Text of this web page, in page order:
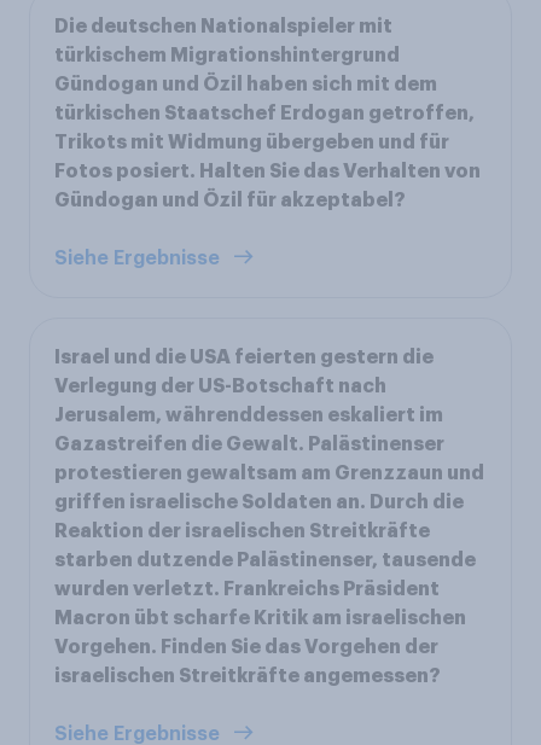
Die deutschen Nationalspieler mit
türkischem Migrationshintergrund
Gündogan und Özil haben sich mit dem
türkischen Staatschef Erdogan getroffen,
Trikots mit Widmung übergeben und für
Fotos posiert. Halten Sie das Verhalten von
Gündogan und Özil für akzeptabel?
Siehe Ergebnisse
Israel und die USA feierten gestern die
Verlegung der US-Botschaft nach
Jerusalem, währenddessen eskaliert im
Gazastreifen die Gewalt. Palästinenser
protestieren gewaltsam am Grenzzaun und
griffen israelische Soldaten an. Durch die
Reaktion der israelischen Streitkräfte
starben dutzende Palästinenser, tausende
wurden verletzt. Frankreichs Präsident
Macron übt scharfe Kritik am israelischen
Vorgehen. Finden Sie das Vorgehen der
israelischen Streitkräfte angemessen?
Siehe Ergebnisse